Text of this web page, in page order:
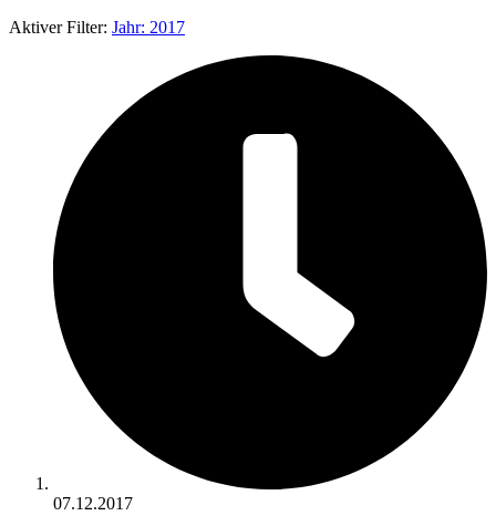
Aktiver Filter: Jahr: 2017
07.12.2017